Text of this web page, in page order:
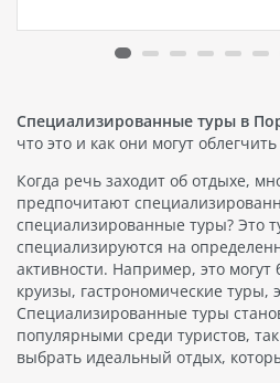
что вам нужно. Пляж…
Специализированные туры в
что это и как они могут
Когда речь заходит об отдыхе,
предпочитают
специализированные туры? Это
специализируются на
активности. Например, это
круизы, гастрономические туры,
Специализированные туры
популярными среди туристов,
выбрать идеальный отдых,